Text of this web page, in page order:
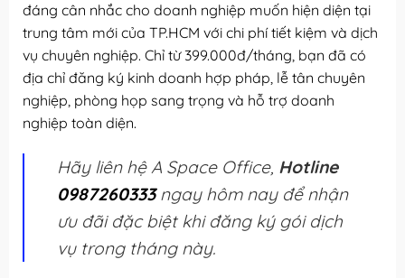
đáng cân nhắc cho doanh nghiệp muốn hiện diện tại
trung tâm mới của TP.HCM với chi phí tiết kiệm và dịch
vụ chuyên nghiệp. Chỉ từ 399.000đ/tháng, bạn đã có
địa chỉ đăng ký kinh doanh hợp pháp, lễ tân chuyên
nghiệp, phòng họp sang trọng và hỗ trợ doanh
nghiệp toàn diện.
Hãy liên hệ A Space Office, Hotline
0987260333ngay hôm nay để nhận
ưu đãi đặc biệt khi đăng ký gói dịch
vụ trong tháng này.